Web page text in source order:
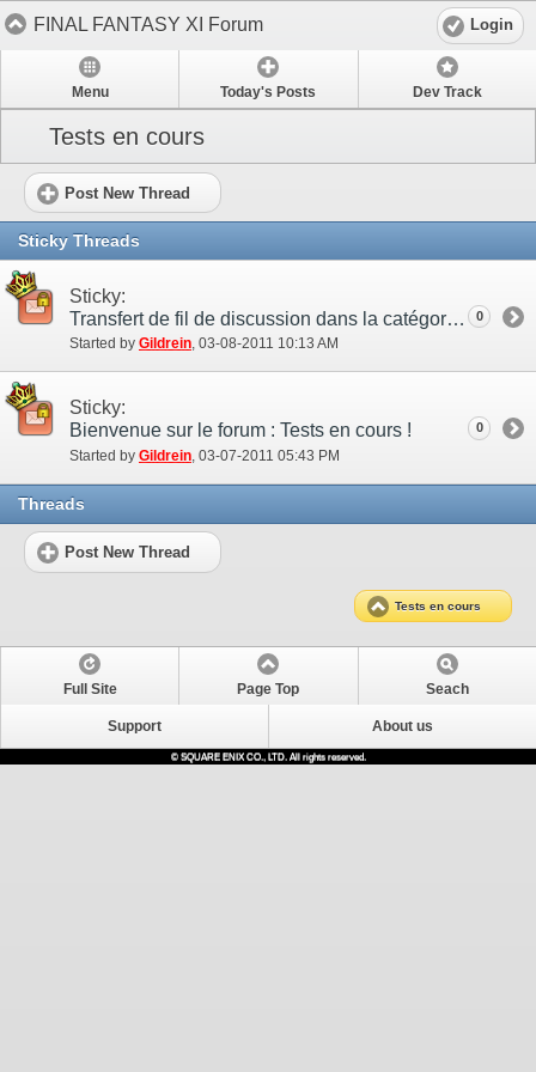
FINAL FANTASY XI Forum Login
Menu Today's Posts Dev Track
Tests en cours
Post New Thread
Sticky Threads
Sticky:
Transfert de fil de discussion dans la catégorie DÉVELOPPEMENT
Started by Gildrein‎, 03-08-2011 10:13 AM
0
Sticky:
Bienvenue sur le forum : Tests en cours !
Started by Gildrein ‎, 03-07-2011 05:43 PM
0
Threads
Post New Thread
Tests en cours
Full Site Page Top Seach
Support About us
© SQUARE ENIX CO., LTD. All rights reserved.